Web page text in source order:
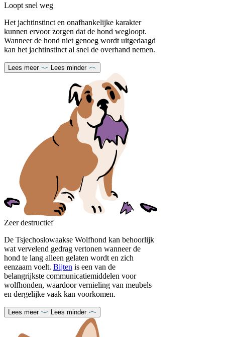
Loopt snel weg
Het jachtinstinct en onafhankelijke karakter
kunnen ervoor zorgen dat de hond wegloopt.
Wanneer de hond niet genoeg wordt uitgedaagd
kan het jachtinstinct al snel de overhand nemen.
Lees meer Lees minder
Zeer destructief
De Tsjechoslowaakse Wolfhond kan behoorlijk
wat vervelend gedrag vertonen wanneer de
hond te lang alleen gelaten wordt en zich
eenzaam voelt. Bijten is een van de
belangrijkste communicatiemiddelen voor
wolfhonden, waardoor vernieling van meubels
en dergelijke vaak kan voorkomen.
Lees meer Lees minder